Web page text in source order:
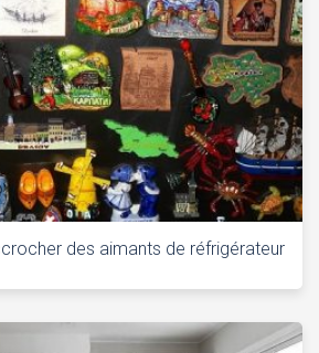
des aimants de réfrigérateur